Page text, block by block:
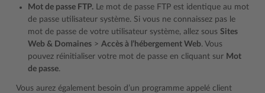
Mot de passe FTP. Le mot de passe FTP est identique au mot
de passe utilisateur système. Si vous ne connaissez pas le
mot de passe de votre utilisateur système, allez sous Sites
Web & Domaines > Accès à l’hébergement Web. Vous
pouvez réinitialiser votre mot de passe en cliquant sur Mot
de passe.
Vous aurez également besoin d’un programme appelé client